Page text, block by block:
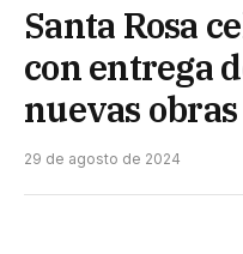
Santa Rosa
con entrega
nuevas obras
29 de agosto de 2024